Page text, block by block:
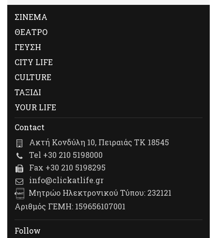
ΣΙΝΕΜΑ
ΘΕΑΤΡΟ
ΓΕΥΣΗ
CITY LIFE
CULTURE
ΤΑΞΙΔΙ
YOUR LIFE
Contact
Ακτή Κονδύλη 10, Πειραιάς ΤΚ 18545
Tel +30 210 5198000
Fax +30 210 5198295
info@clickatlife.gr
Μητρώο Ηλεκτρονικού Τύπου: 232121
Αριθμός ΓΕΜΗ: 159656107001
Follow